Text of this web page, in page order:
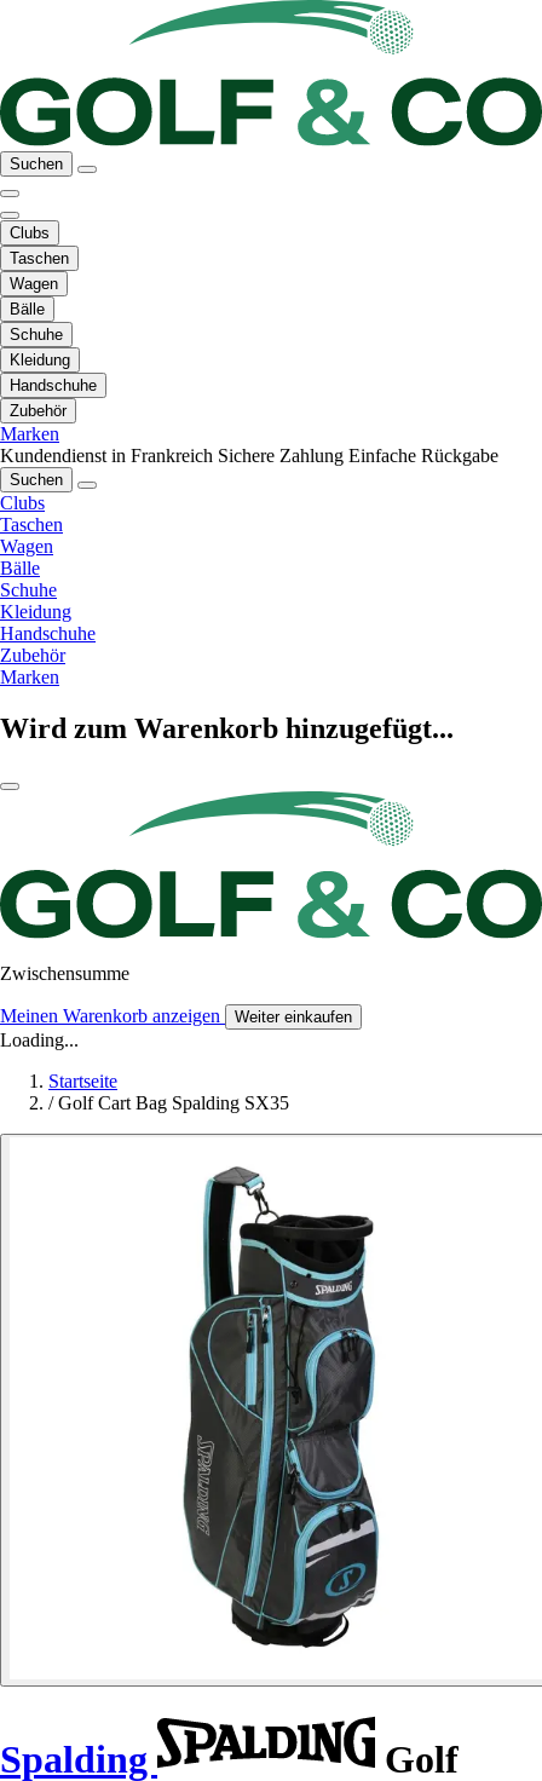
Suchen
Clubs
Taschen
Wagen
Bälle
Schuhe
Kleidung
Handschuhe
Zubehör
Marken
Kundendienst in Frankreich Sichere Zahlung Einfache Rückgabe
Suchen
Clubs
Taschen
Wagen
Bälle
Schuhe
Kleidung
Handschuhe
Zubehör
Marken
Wird zum Warenkorb hinzugefügt...
Zwischensumme
Meinen Warenkorb anzeigen Weiter einkaufen
Loading...
Startseite
/ Golf Cart Bag Spalding SX35
Spalding
Golf